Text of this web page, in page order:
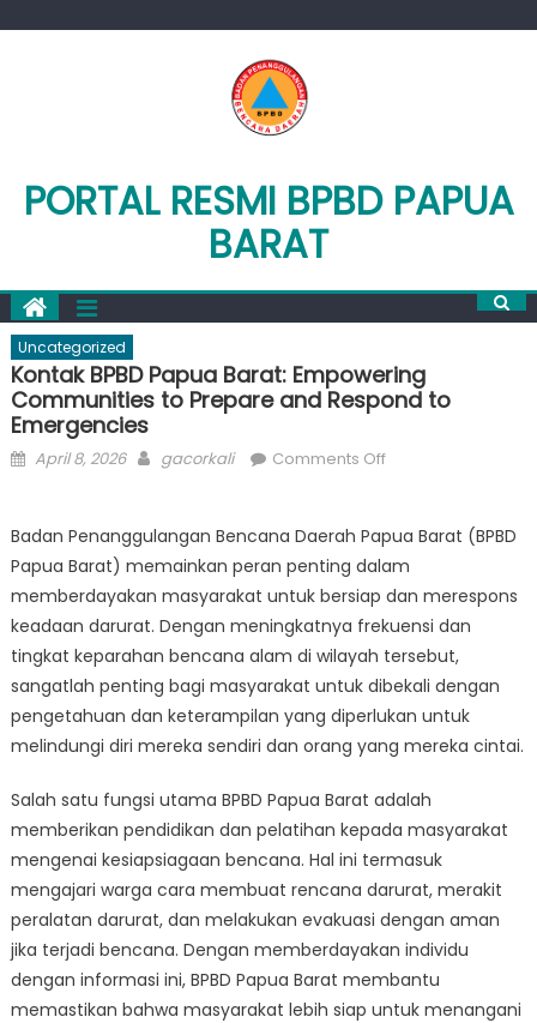
PORTAL RESMI BPBD PAPUA
BARAT
Uncategorized
Kontak BPBD Papua Barat: Empowering
Communities to Prepare and Respond to
Emergencies
Posted
April 8, 2026 Author
gacorkali Comments Offon
Papua
Barat:
Empowering
Communities
to
Prepare
and
to
Emergencies
Badan Penanggulangan Bencana Daerah Papua Barat (BPBD
Papua Barat) memainkan peran penting dalam
memberdayakan masyarakat untuk bersiap dan merespons
keadaan darurat. Dengan meningkatnya frekuensi dan
tingkat keparahan bencana alam di wilayah tersebut,
sangatlah penting bagi masyarakat untuk dibekali dengan
pengetahuan dan keterampilan yang diperlukan untuk
melindungi diri mereka sendiri dan orang yang mereka cintai.
Salah satu fungsi utama BPBD Papua Barat adalah
memberikan pendidikan dan pelatihan kepada masyarakat
mengenai kesiapsiagaan bencana. Hal ini termasuk
mengajari warga cara membuat rencana darurat, merakit
peralatan darurat, dan melakukan evakuasi dengan aman
jika terjadi bencana. Dengan memberdayakan individu
dengan informasi ini, BPBD Papua Barat membantu
memastikan bahwa masyarakat lebih siap untuk menangani